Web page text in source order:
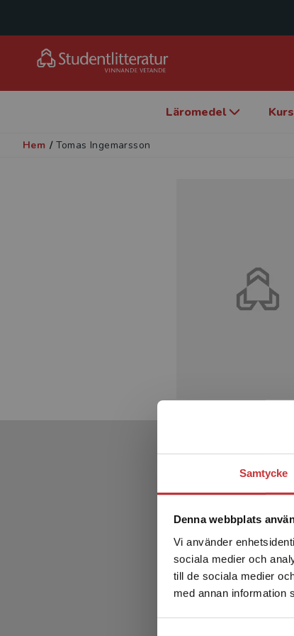
Samtycke
Denna webbplats
Vi använder
sociala medier och
till de sociala medier
med annan information
Läromedel
Hem / Tomas Ingemarsson